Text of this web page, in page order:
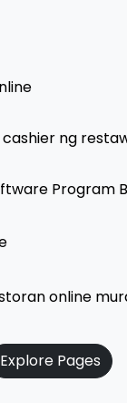
ng
Program
online
Explore Pages